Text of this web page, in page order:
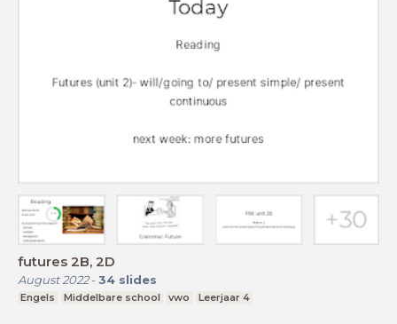
futures 2B, 2D
August 2022- 34 slides
Engels Middelbare school vwo Leerjaar 4